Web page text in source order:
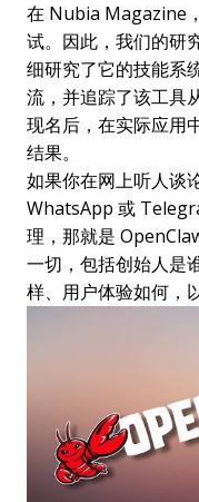
在 Nubia Magazine
试。因此，我们的研
细研究了它的技能系
流，并追踪了该工具
现名后，在实际应用
结果。
如果你在网上听人谈
WhatsApp 或
理，那就是
一切，包括创始人是
样、用户体验如何，